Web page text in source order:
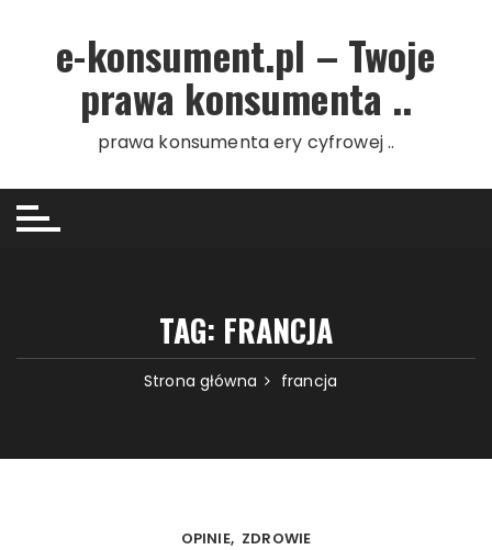
e-konsument.pl – Twoje
prawa konsumenta ..
prawa konsumenta ery cyfrowej ..
TAG: FRANCJA
Strona główna francja
OPINIE ZDROWIE